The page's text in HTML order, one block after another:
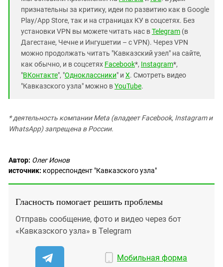
признательны за критику, идеи по развитию как в Google
Play/App Store, так и на страницах КУ в соцсетях. Без
установки VPN вы можете читать нас вTelegram (в
Дагестане, Чечне и Ингушетии – с VPN). Через VPN
можно продолжать читать "Кавказский узел" на сайте,
как обычно, и в соцсетях Facebook*, Instagram*,
"ВКонтакте", "Одноклассники" и X. Смотреть видео
"Кавказского узла" можно вYouTube.
* деятельность компании Meta (владеет Facebook, Instagram и
WhatsApp) запрещена в России.
Автор: Олег Ионов
источник: корреспондент "Кавказского узла"
Гласность помогает решить проблемы
Отправь сообщение, фото и видео через бот
«Кавказского узла» в Telegram
Мобильная форма